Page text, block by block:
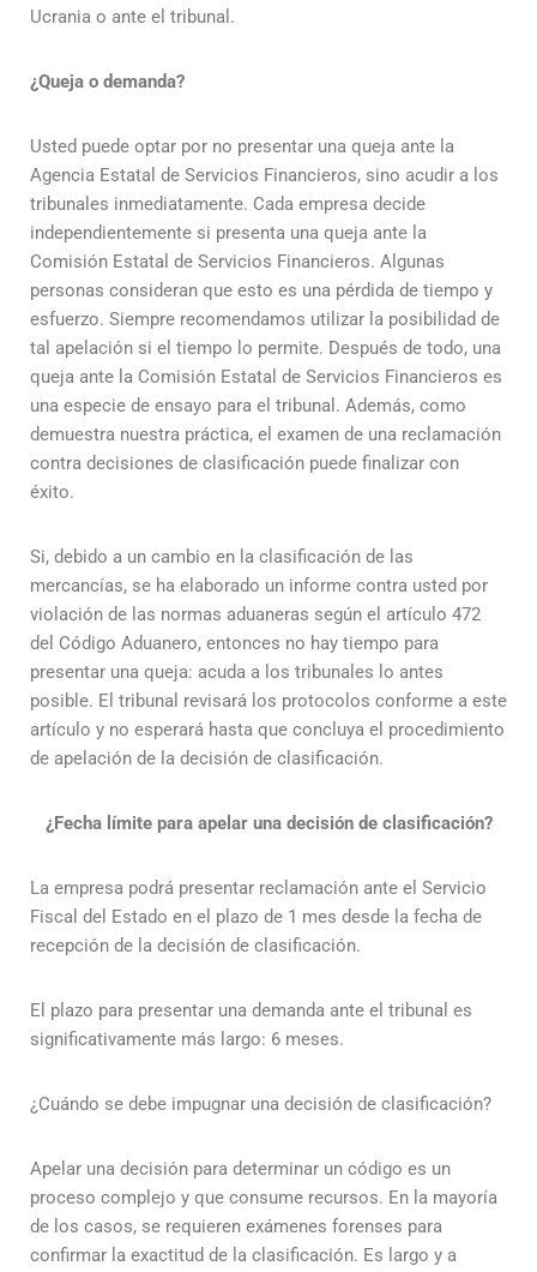
Ucrania o ante el tribunal.
¿Queja o demanda?
Usted puede optar por no presentar una queja ante la
Agencia Estatal de Servicios Financieros, sino acudir a los
tribunales inmediatamente. Cada empresa decide
independientemente si presenta una queja ante la
Comisión Estatal de Servicios Financieros. Algunas
personas consideran que esto es una pérdida de tiempo y
esfuerzo. Siempre recomendamos utilizar la posibilidad de
tal apelación si el tiempo lo permite. Después de todo, una
queja ante la Comisión Estatal de Servicios Financieros es
una especie de ensayo para el tribunal. Además, como
demuestra nuestra práctica, el examen de una reclamación
contra decisiones de clasificación puede finalizar con
éxito.
Si, debido a un cambio en la clasificación de las
mercancías, se ha elaborado un informe contra usted por
violación de las normas aduaneras según el artículo 472
del Código Aduanero, entonces no hay tiempo para
presentar una queja: acuda a los tribunales lo antes
posible. El tribunal revisará los protocolos conforme a este
artículo y no esperará hasta que concluya el procedimiento
de apelación de la decisión de clasificación.
¿Fecha límite para apelar una decisión de clasificación?
La empresa podrá presentar reclamación ante el Servicio
Fiscal del Estado en el plazo de 1 mes desde la fecha de
recepción de la decisión de clasificación.
El plazo para presentar una demanda ante el tribunal es
significativamente más largo: 6 meses.
¿Cuándo se debe impugnar una decisión de clasificación?
Apelar una decisión para determinar un código es un
proceso complejo y que consume recursos. En la mayoría
de los casos, se requieren exámenes forenses para
confirmar la exactitud de la clasificación. Es largo y a